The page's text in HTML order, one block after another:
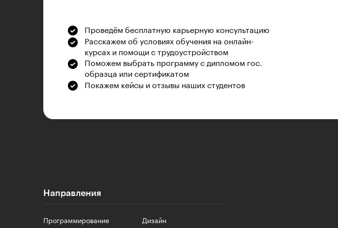
Проведём бесплатную карьерную консультацию
Расскажем об условиях обучения на онлайн-
курсах и помощи с трудоустройством
Поможем выбрать программу с дипломом гос.
образца или сертификатом
Покажем кейсы и отзывы наших студентов
Направления
Программирование
Дизайн